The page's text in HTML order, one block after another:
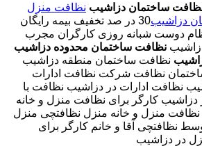
ساختمان دزاشیب نظافت منزل
دزاشیب
30 در صد تخفیف بیمه رایگان
آقای نظام دوست شبانه روزی کارگران مجرب
نظافت ساختمان محدوده دزاشیب
نظافت ساختمان منطقه دزاشیب
نظافت شرکت نظافت ادارات
نظافت ادارات در دزاشیب نظافت با
دزاشیب کارگر برای نظافت منزل و خانه
نظافت منزل و خانه منزل نظافتچی منزل
نظافتچی آقا و خانم کارگر برای
در دزاشیب